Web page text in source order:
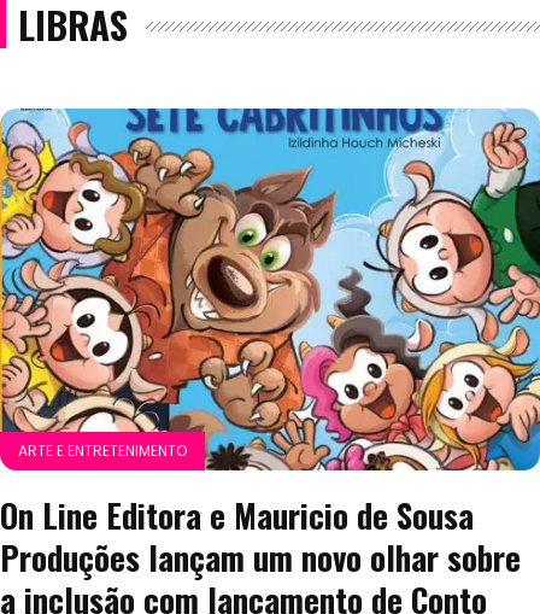
LIBRAS
ARTE E ENTRETENIMENTO
On Line Editora e Mauricio de Sousa
Produções lançam um novo olhar sobre
a inclusão com lançamento de Conto